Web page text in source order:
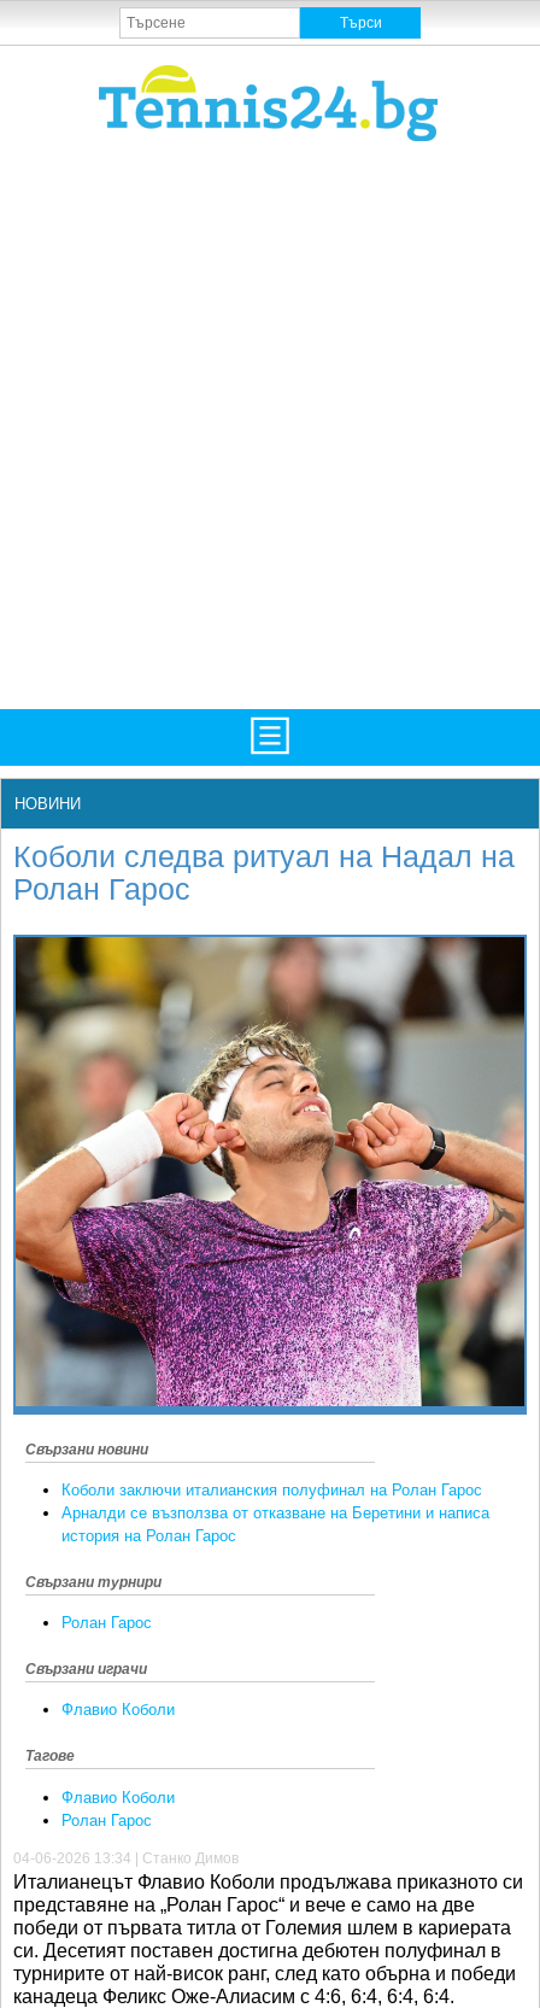
НОВИНИ
БГ
LIVE SCORES
ТУРНИРИ
SOFIA OPEN
БЛОГ
ВИДЕО
ЖЪЛТО
РАКЕТНИ
Фотогалерии
Рекорди/Статистика
Екипировка
Любопитно
Истории
Ретро
Спорт&Фитнес
Други
Любители
НОВИНИ
Коболи следва ритуал на Надал на
Ролан Гарос
Свързани новини
Коболи заключи италианския полуфинал на Ролан Гарос
Арналди се възползва от отказване на Беретини и написа
история на Ролан Гарос
Свързани турнири
Ролан Гарос
Свързани играчи
Флавио Коболи
Тагове
Флавио Коболи
Ролан Гарос
04-06-2026 13:34 | Станко Димов
Италианецът Флавио Коболи продължава приказното си
представяне на „Ролан Гарос“ и вече е само на две
победи от първата титла от Големия шлем в кариерата
си. Десетият поставен достигна дебютен полуфинал в
турнирите от най-висок ранг, след като обърна и победи
канадеца Феликс Оже-Алиасим с 4:6, 6:4, 6:4, 6:4.